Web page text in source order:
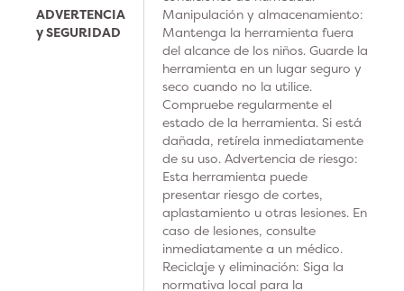
ADVERTENCIA
y SEGURIDAD
Manipulación y almacenamiento:
Mantenga la herramienta fuera
del alcance de los niños. Guarde la
herramienta en un lugar seguro y
seco cuando no la utilice.
Compruebe regularmente el
estado de la herramienta. Si está
dañada, retírela inmediatamente
de su uso. Advertencia de riesgo:
Esta herramienta puede
presentar riesgo de cortes,
aplastamiento u otras lesiones. En
caso de lesiones, consulte
inmediatamente a un médico.
Reciclaje y eliminación: Siga la
normativa local para la